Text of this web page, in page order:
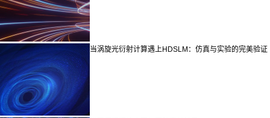
当涡旋光衍射计算遇上HDSLM：仿真与实验的完美验证